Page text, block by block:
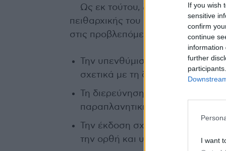
If you wish
sensitive
confirm
continue
information
further
I want
Ως εκ τούτου, ζητούμε από τον
πειθαρχικής του αρμοδιότητας, να
στις προβλεπόμενες ενέργειες:
Την υπενθύμιση προς όλους
σχετικά με τη δεοντολογική
Τη διερεύνηση τυχόν
παραπλανητική ή μη
Την έκδοση σχετικής οδηγίας
την ορθή και υπεύθυνη ιατρική